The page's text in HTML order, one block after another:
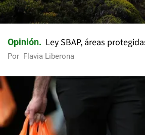
Opinión Ley SBAP, áreas
Por Flavia Liberona